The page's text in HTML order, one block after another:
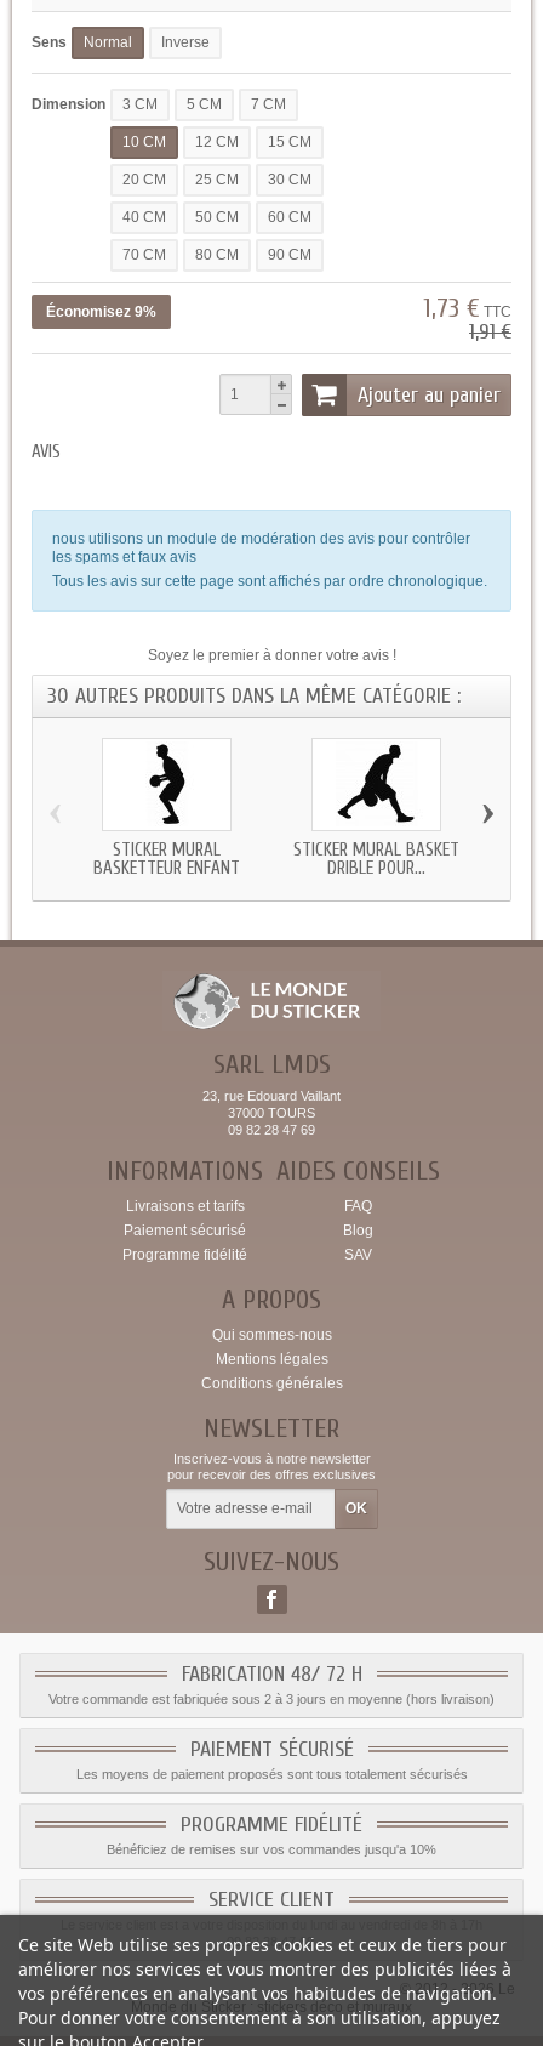
Sens Normal Inverse
Dimension 3 CM 5 CM 7 CM
10 CM 12 CM 15 CM
20 CM 25 CM 30 CM
40 CM 50 CM 60 CM
70 CM 80 CM 90 CM
Économisez 9% 1,73 € TTC
1,91 €
Ajouter au panier
AVIS
nous utilisons un module de modération des avis pour contrôler
les spams et faux avis
Tous les avis sur cette page sont affichés par ordre chronologique.
Soyez le premier à donner votre avis !
30 AUTRES PRODUITS DANS LA MÊME CATÉGORIE :
STICKER MURAL
BASKETTEUR ENFANT
STICKER MURAL BASKET
DRIBLE POUR...
‹ ›
SARL LMDS
23, rue Edouard Vaillant
37000 TOURS
09 82 28 47 69
INFORMATIONS
Livraisons et tarifs
Paiement sécurisé
Programme fidélité
AIDES CONSEILS
FAQ
Blog
SAV
A PROPOS
Qui sommes-nous
Mentions légales
Conditions générales
NEWSLETTER
Inscrivez-vous à notre newsletter
pour recevoir des offres exclusives
SUIVEZ-NOUS
FABRICATION 48/ 72 H
Votre commande est fabriquée sous 2 à 3 jours en moyenne (hors livraison)
PAIEMENT SÉCURISÉ
Les moyens de paiement proposés sont tous totalement sécurisés
PROGRAMME FIDÉLITÉ
Bénéficiez de remises sur vos commandes jusqu'a 10%
SERVICE CLIENT
09.82.28.47.69.
© 2012 - 2026 Le
Monde du Sticker :
stickers déco et muraux
Ce site Web utilise ses propres cookies et ceux de tiers pour
améliorer nos services et vous montrer des publicités liées à
vos préférences en analysant vos habitudes de navigation.
Pour donner votre consentement à son utilisation, appuyez